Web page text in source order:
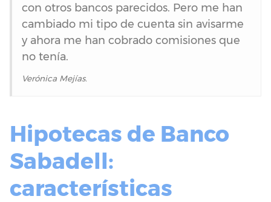
con otros bancos parecidos. Pero me han
cambiado mi tipo de cuenta sin avisarme
y ahora me han cobrado comisiones que
no tenía.
Verónica Mejías.
Hipotecas de Banco
Sabadell:
características